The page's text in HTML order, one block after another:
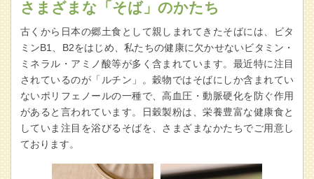
さまざまな 「そば」のかたち
古くから日本の郷土食として親しまれてきたそばには、ビタ
ミンB1、B2をはじめ、私たちの健康に欠かせないビタミン・
ミネラル・アミノ酸等が多く含まれています。最近特に注目
されているのが「ルチン」。穀物ではそばにしか含まれてい
ないポリフェノールの一種で、高血圧・動脈硬化を防ぐ作用
があると言われています。日穀製粉は、栄養豊富な健康食と
していま注目を浴びるそばを、さまざまなかたちでご用意し
ております。